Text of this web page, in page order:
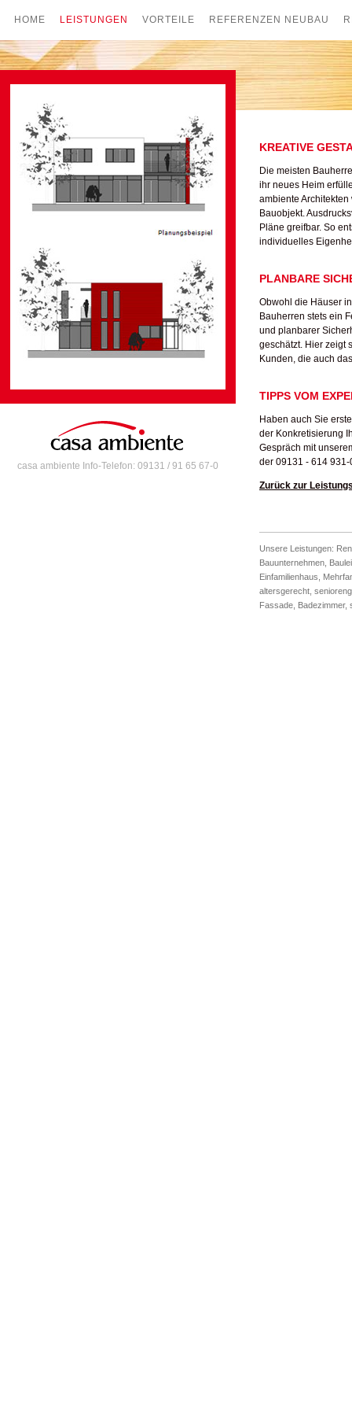
casa ambiente Info-Telefon: 09131 / 91 65 67-0
KREATIVE
Die meisten
ihr neues Heim
ambiente
Bauobjekt.
Pläne greifbar. So
individuelles
PLANBARE
Obwohl die Häuser
Bauherren stets ein
und planbarer
geschätzt. Hier zeigt
Kunden, die auch
TIPPS VOM
Haben auch Sie
der Konkretisierung
Gespräch mit
der 09131 - 614 931-
Zurück zur
Unsere Leistungen:
Bauunternehmen
Einfamilienhaus
altersgerecht
Fassade Badezimmer,
HOME LEISTUNGEN VORTEILE REFERENZEN NEUBAU